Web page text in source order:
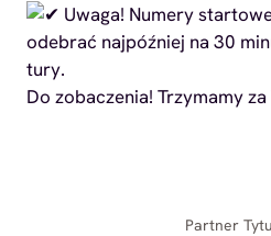
Uwaga! Numery
odebrać najpóźniej na 30
tury.
Do zobaczenia! Trzymamy
Partner